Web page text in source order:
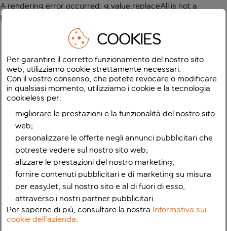
A rendering error occurred: g.value.replaceAll is not a
function
COOKIES
Per garantire il corretto funzionamento del nostro sito
web, utilizziamo cookie strettamente necessari.
Con il vostro consenso, che potete revocare o modificare
in qualsiasi momento, utilizziamo i cookie e la tecnologia
cookieless per:
migliorare le prestazioni e la funzionalità del nostro sito
web;
personalizzare le offerte negli annunci pubblicitari che
potreste vedere sul nostro sito web;
alizzare le prestazioni del nostro marketing;
fornire contenuti pubblicitari e di marketing su misura
per easyJet, sul nostro sito e al di fuori di esso,
attraverso i nostri partner pubblicitari.
Per saperne di più, consultare la nostra Informativa sui
cookie dell'azienda.